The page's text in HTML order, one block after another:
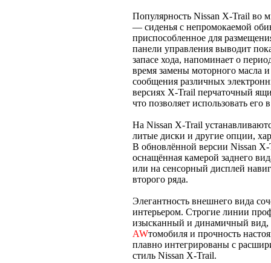
Популярность Nissan X-Trail во
— сиденья с непромокаемой
приспособленное для
панели управления выводит
запасе хода, напоминает о
время замены моторного масла
сообщения различных
версиях X-Trail перчаточный
что позволяет использовать его
На Nissan X-Trail
литые диски и другие опции,
В обновлённой версии Nissan
оснащённая камерой заднего
или на сенсорный дисплей
второго ряда.
Элегантность внешнего вида
интерьером. Строгие линии
изысканный и динамичный вид,
AWтомобиля и прочность
плавно интегрированы с
стиль Nissan X-Trail.